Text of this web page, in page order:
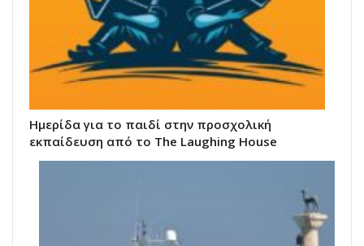
Ημερίδα για το παιδί στην προσχολική
εκπαίδευση από το The Laughing House